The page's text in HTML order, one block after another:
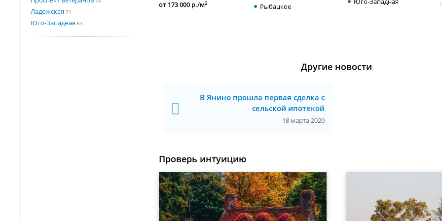
Ладожская 71
Юго-Западная 63
от 173 000 р./м2 Рыбацкое
Другие новости
В Янино прошла первая сделка с
сельской ипотекой
18 марта 2020
Проверь интуицию